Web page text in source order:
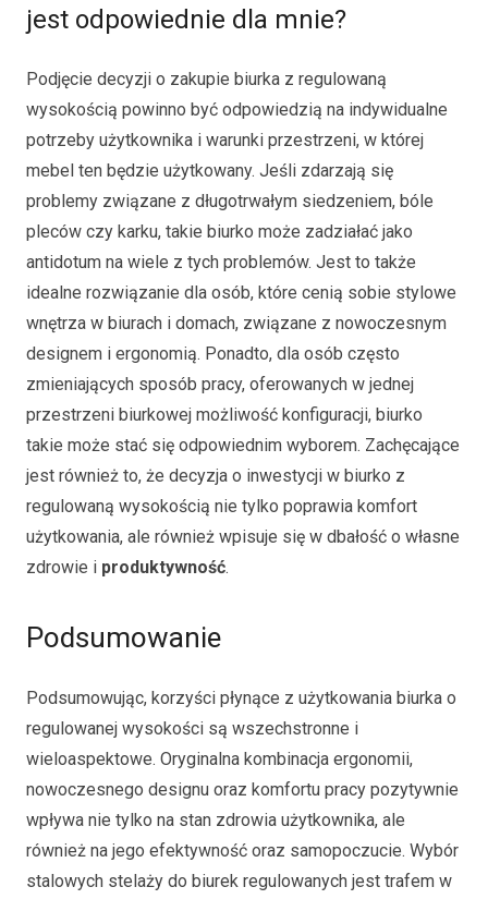
jest odpowiednie dla mnie?
Podjęcie decyzji o zakupie biurka z regulowaną
wysokością powinno być odpowiedzią na indywidualne
potrzeby użytkownika i warunki przestrzeni, w której
mebel ten będzie użytkowany. Jeśli zdarzają się
problemy związane z długotrwałym siedzeniem, bóle
pleców czy karku, takie biurko może zadziałać jako
antidotum na wiele z tych problemów. Jest to także
idealne rozwiązanie dla osób, które cenią sobie stylowe
wnętrza w biurach i domach, związane z nowoczesnym
designem i ergonomią. Ponadto, dla osób często
zmieniających sposób pracy, oferowanych w jednej
przestrzeni biurkowej możliwość konfiguracji, biurko
takie może stać się odpowiednim wyborem. Zachęcające
jest również to, że decyzja o inwestycji w biurko z
regulowaną wysokością nie tylko poprawia komfort
użytkowania, ale również wpisuje się w dbałość o własne
zdrowie i produktywność.
Podsumowanie
Podsumowując, korzyści płynące z użytkowania biurka o
regulowanej wysokości są wszechstronne i
wieloaspektowe. Oryginalna kombinacja ergonomii,
nowoczesnego designu oraz komfortu pracy pozytywnie
wpływa nie tylko na stan zdrowia użytkownika, ale
również na jego efektywność oraz samopoczucie. Wybór
stalowych stelaży do biurek regulowanych jest trafem w